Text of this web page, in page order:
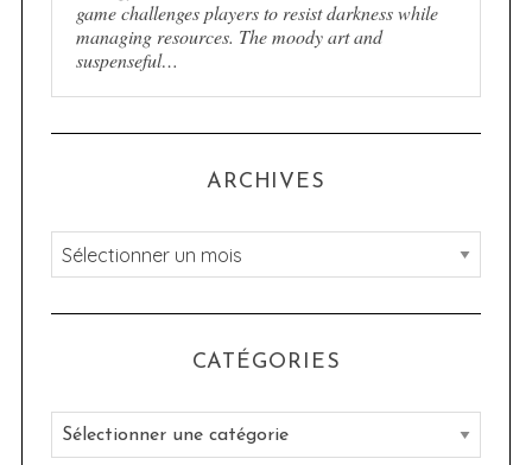
game challenges players to resist darkness while
managing resources. The moody art and
suspenseful…
ARCHIVES
A
r
c
v
CATÉGORIES
C
a